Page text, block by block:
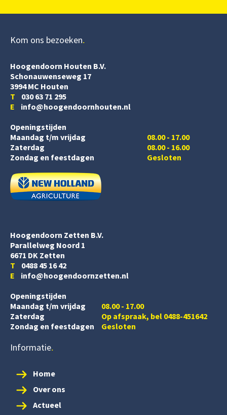
Kom ons bezoeken
Hoogendoorn Houten B.V.
Schonauwenseweg 17
3994 MC Houten
T 030 63 71 295
E info@hoogendoornhouten.nl
Openingstijden
Maandag t/m vrijdag
Zaterdag
08.00 - 17.00
08.00 - 16.00
Zondag en feestdagen
Gesloten
Hoogendoorn Zetten B.V.
Parallelweg Noord 1
6671 DK Zetten
T 0488 45 16 42
E info@hoogendoornzetten.nl
Openingstijden
Maandag t/m vrijdag
08.00 - 17.00
Zaterdag
Op afspraak, bel 0488-451642
Zondag en feestdagen
Gesloten
Informatie
Home
Over ons
Actueel